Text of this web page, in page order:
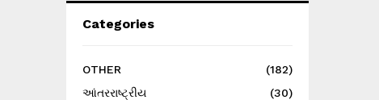
Categories
OTHER
(182)
આંતરરાષ્ટ્રીય
(30)